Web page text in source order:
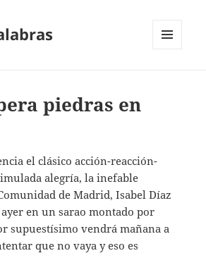
piedras en
el clásico acción-reacción-
alegría, la inefable
de Madrid, Isabel Díaz
en un sarao montado por
supuestísimo vendrá mañana a
que no vaya y eso es